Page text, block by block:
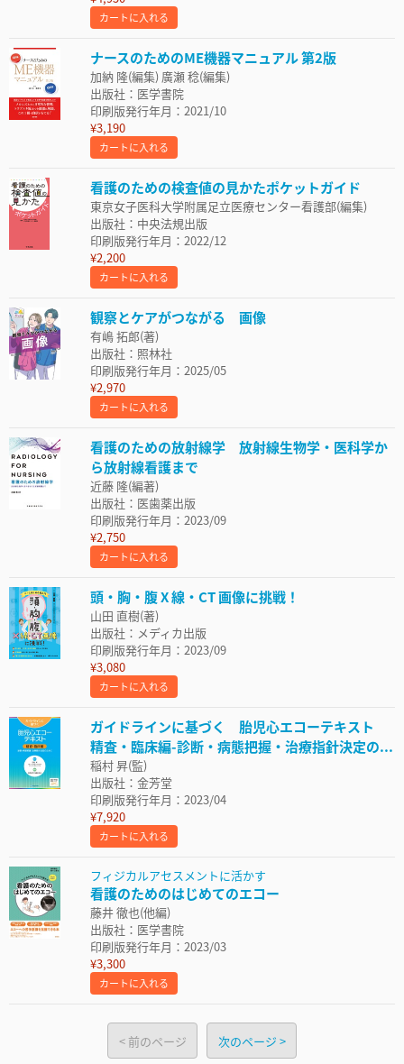
カートに入れる
ナースのためのME機器マニュアル 第2版
加納 隆(編集) 廣瀬 稔(編集)
出版社：医学書院
印刷版発行年月：2021/10
¥3,190
カートに入れる
看護のための検査値の見かたポケットガイド
東京女子医科大学附属足立医療センター看護部(編集)
出版社：中央法規出版
印刷版発行年月：2022/12
¥2,200
カートに入れる
観察とケアがつながる 画像
有嶋 拓郎(著)
出版社：照林社
印刷版発行年月：2025/05
¥2,970
カートに入れる
看護のための放射線学 放射線生物学・医科学か
ら放射線看護まで
近藤 隆(編著)
出版社：医歯薬出版
印刷版発行年月：2023/09
¥2,750
カートに入れる
頭・胸・腹 X 線・CT 画像に挑戦！
山田 直樹(著)
出版社：メディカ出版
印刷版発行年月：2023/09
¥3,080
カートに入れる
ガイドラインに基づく 胎児心エコーテキスト
精査・臨床編-診断・病態把握・治療指針決定の...
稲村 昇(監)
出版社：金芳堂
印刷版発行年月：2023/04
¥7,920
カートに入れる
フィジカルアセスメントに活かす
看護のためのはじめてのエコー
藤井 徹也(他編)
出版社：医学書院
印刷版発行年月：2023/03
¥3,300
カートに入れる
前のページ 次のページ